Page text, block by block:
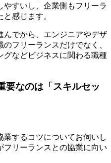
すいし、企業側もフリーラ
感じます。
んでから、エンジニアやデザ
フリーランスだけでなく、
グなどビジネスに関わる職種
要なのは「スキルセッ